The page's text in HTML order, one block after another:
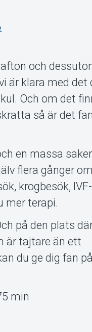
och
är klara med det
Och om det
så är det
en massa
flera gånger
krogbesök, IVF-
mer terapi.
på den plats
är tajtare än ett
du ge dig fan
min